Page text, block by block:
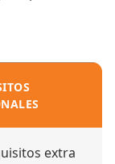
extra